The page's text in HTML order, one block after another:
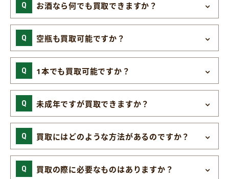
お酒なら何でも買取できますか？
空瓶も買取可能ですか？
1本でも買取可能ですか？
未成年ですが買取できますか？
買取にはどのような方法があるのですか？
買取の際に必要なものはありますか？